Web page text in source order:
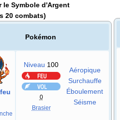
le Symbole d'Argent
20 combats)
Pokémon
Niveau 100
0
Brasier
Aéropique
Surchauffe
Éboulement
Séisme